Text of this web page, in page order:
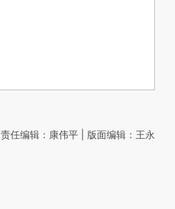
责任编辑：康伟平 | 版面编辑：王永